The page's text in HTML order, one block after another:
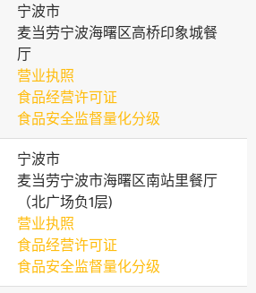
宁波市
麦当劳宁波海曙区高桥印象城餐
厅
营业执照
食品经营许可证
食品安全监督量化分级
宁波市
麦当劳宁波市海曙区南站里餐厅
（北广场负1层)
营业执照
食品经营许可证
食品安全监督量化分级